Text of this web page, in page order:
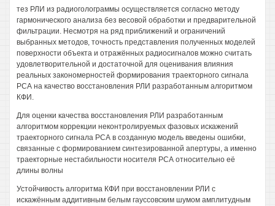
тез РЛИ из радиоголограммы осуществляется согласно методу
гармонического анализа без весовой обработки и предварительной
фильтрации. Несмотря на ряд приближений и ограничений
выбранных методов, точность представления полученных моделей
поверхности объекта и отражённых радиосигналов можно считать
удовлетворительной и достаточной для оценивания влияния
реальных закономерностей формирования траекторного сигнала
РСА на качество восстановления РЛИ разработанным алгоритмом
КФИ.
Для оценки качества восстановления РЛИ разработанным
алгоритмом коррекции неконтролируемых фазовых искажений
траекторного сигнала РСА в созданную модель введены ошибки,
связанные с формированием синтезированной апертуры, а именно
траекторные нестабильности носителя РСА относительно её
длины волны
Устойчивость алгоритма КФИ при восстановлении РЛИ с
искажённым аддитивным белым гауссовским шумом амплитудным